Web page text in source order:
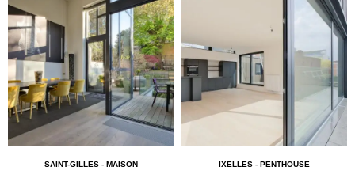
SAINT-GILLES - MAISON
IXELLES - PENTHOUSE